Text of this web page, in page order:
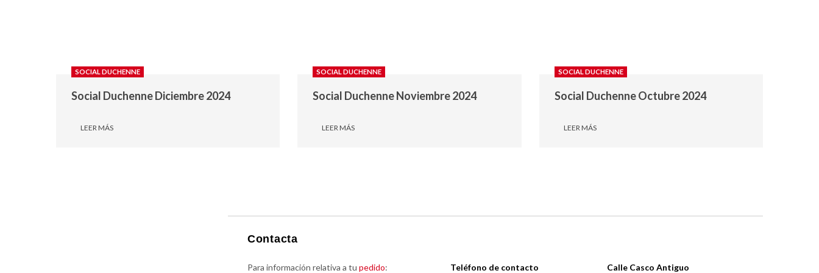
SOCIAL DUCHENNE
Social Duchenne Diciembre 2024
LEER MÁS
SOCIAL DUCHENNE
Social Duchenne Noviembre 2024
LEER MÁS
SOCIAL DUCHENNE
Social Duchenne Octubre 2024
LEER MÁS
Contacta
Para información relativa a tu pedido: Teléfono de contacto Calle Casco Antiguo